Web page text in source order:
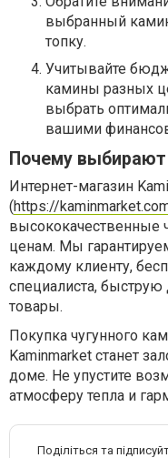
выбранный
топку.
Учитывайте
камины разных
выбрать
вашими
Почему
Интернет-магазин
(https://
высококачественные
ценам. Мы
каждому клиенту,
специалиста, быструю
товары.
Покупка чугунного
Kaminmarket станет
доме. Не упустите
атмосферу тепла и
Поділіться та